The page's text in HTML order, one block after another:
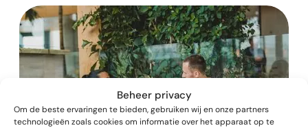
Beheer privacy
Om de beste ervaringen te bieden, gebruiken wij en onze partners
technologieën zoals cookies om informatie over het apparaat op te